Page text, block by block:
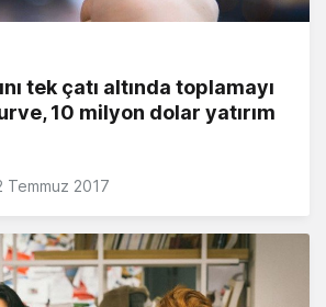
tek çatı altında toplamayı
10 milyon dolar yatırım
Temmuz 2017